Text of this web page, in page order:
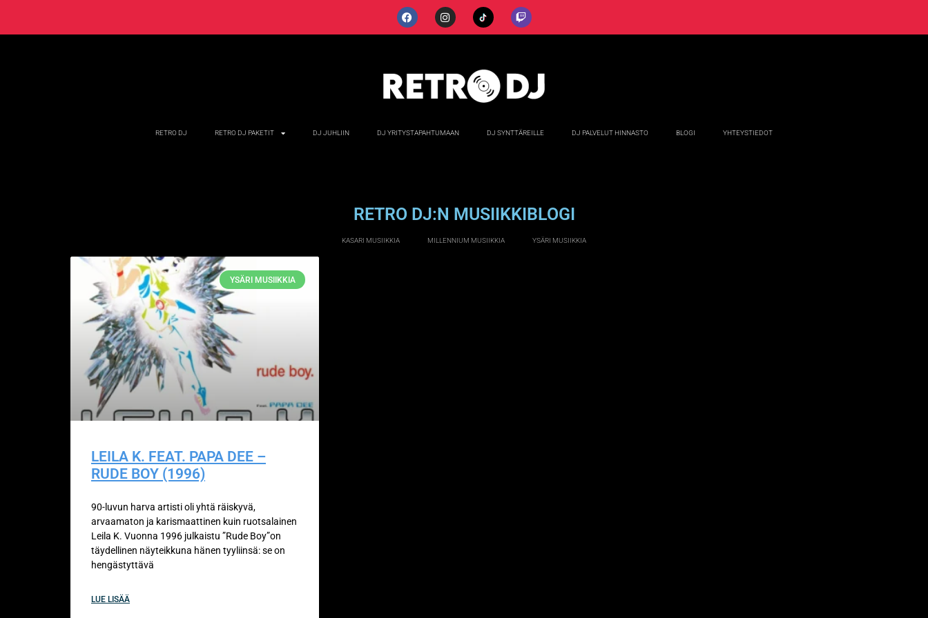
RETRO DJ RETRO DJ PAKETIT DJ JUHLIIN DJ YRITYSTAPAHTUMAAN DJ SYNTTÄREILLE DJ PALVELUT HINNASTO BLOGI YHTEYSTIEDOT
RETRO DJ:N MUSIIKKIBLOGI
KASARI MUSIIKKIA MILLENNIUM MUSIIKKIA YSÄRI MUSIIKKIA
YSÄRI MUSIIKKIA
LEILA K. FEAT. PAPA DEE –
RUDE BOY (1996)
90-luvun harva artisti oli yhtä räiskyvä,
arvaamaton ja karismaattinen kuin ruotsalainen
Leila K. Vuonna 1996 julkaistu ”Rude Boy”on
täydellinen näyteikkuna hänen tyyliinsä: se on
hengästyttävä
LUE LISÄÄ